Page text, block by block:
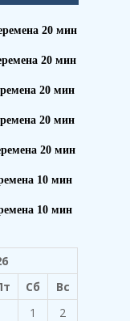
20 мин
20 мин
20 мин
20 мин
20 мин
10 мин
10 мин
Сб
Вс
1
2